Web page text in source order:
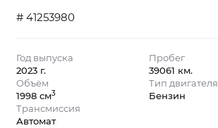
# 41253980
Год выпуска
2023 г.
Пробег
39061 км.
Объём
1998 см3
Тип двигателя
Бензин
Трансмиссия
Автомат